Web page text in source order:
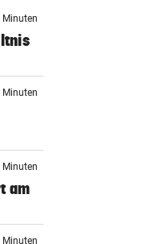
Minuten
Minuten
Minuten
am
Minuten